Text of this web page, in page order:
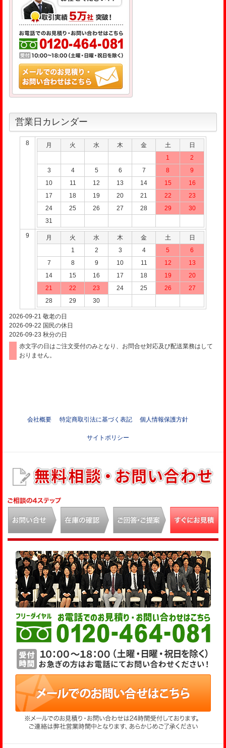
営業日カレンダー
8 月 火 水 木 金 土
日
1
2
3
4 5 6 7 8
9
10
11 12 13 14 15
16
17
18 19 20 21 22
23
24
25 26 27 28 29
30
31
9 月 火 水 木 金 土
日
1
2 3 4 5
6
7
8 9 10 11 12
13
14
15 16 17 18 19
20
21
22 23 24 25 26
27
28
29 30
2026-09-21 敬老の日
2026-09-22 国民の休日
2026-09-23 秋分の日
赤文字の日はご注文受付のみとなり、お問合せ対応及び配送業務はして
おりません。
会社概要 特定商取引法に基づく表記 個人情報保護方針
サイトポリシー